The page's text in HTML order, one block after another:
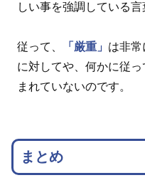
しい事を強調している言
従って、 「厳重」 は非
に対してや、何かに従
まれていないのです。
まとめ